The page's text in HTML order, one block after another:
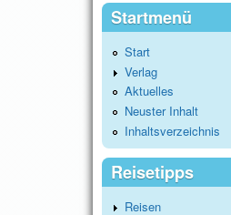
Startmenü
Start
Verlag
Aktuelles
Neuster Inhalt
Inhaltsverzeichnis
Reisetipps
Reisen